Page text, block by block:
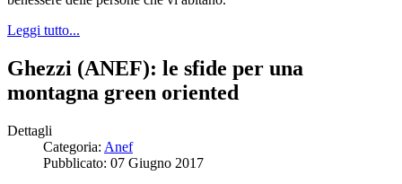
Leggi tutto...
Ghezzi (ANEF): le sfide per una
montagna green oriented
Dettagli
Categoria: Anef
Pubblicato: 07 Giugno 2017